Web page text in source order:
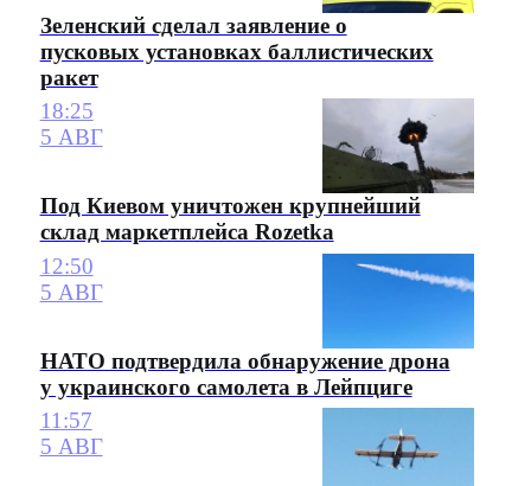
Зеленский сделал заявление о
пусковых установках баллистических
ракет
18:25
5 АВГ
Под Киевом уничтожен крупнейший
склад маркетплейса Rozetka
12:50
5 АВГ
НАТО подтвердила обнаружение дрона
у украинского самолета в Лейпциге
11:57
5 АВГ